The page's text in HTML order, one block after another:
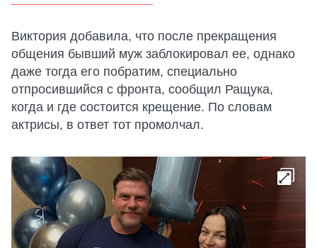
Виктория добавила, что после прекращения
общения бывший муж заблокировал ее, однако
даже тогда его побратим, специально
отпросившийся с фронта, сообщил Ращука,
когда и где состоится крещение. По словам
актрисы, в ответ тот промолчал.